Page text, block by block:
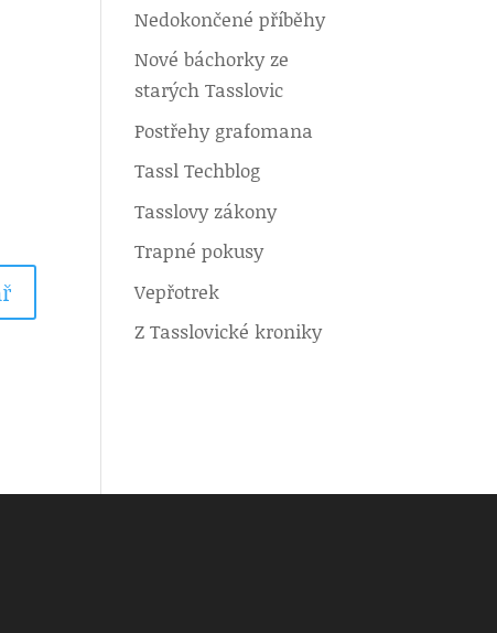
Nedokončené příběhy
Nové báchorky ze
starých Tasslovic
Postřehy grafomana
Tassl Techblog
Tasslovy zákony
Trapné pokusy
Vepřotrek
Z Tasslovické kroniky